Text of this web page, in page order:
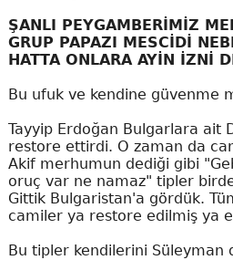
ŞANLI PEYGAMBERİMİZ
GRUP PAPAZI MESCİDİ
HATTA ONLARA AYİN İZNİ
Bu ufuk ve kendine güvenme
Tayyip Erdoğan Bulgarlara ait
restore ettirdi. O zaman da
Akif merhumun dediği gibi
oruç var ne namaz" tipler
Gittik Bulgaristan'a gördük.
camiler ya restore edilmiş ya
Bu tipler kendilerini Süleyman